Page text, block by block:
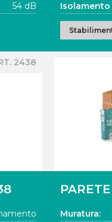
54 dB
2438
Muratura: